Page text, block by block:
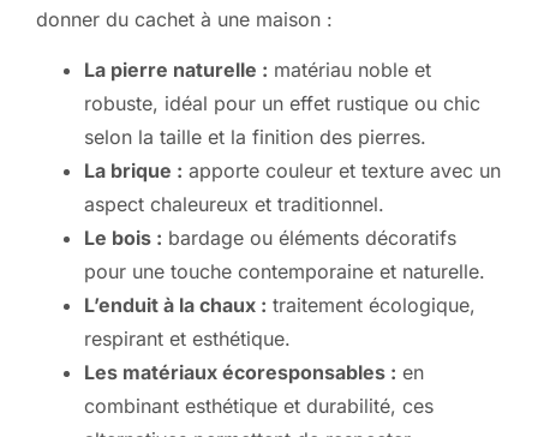
donner du cachet à une maison :
La pierre naturelle : matériau noble et
robuste, idéal pour un effet rustique ou chic
selon la taille et la finition des pierres.
La brique : apporte couleur et texture avec un
aspect chaleureux et traditionnel.
Le bois : bardage ou éléments décoratifs
pour une touche contemporaine et naturelle.
L’enduit à la chaux : traitement écologique,
respirant et esthétique.
Les matériaux écoresponsables : en
combinant esthétique et durabilité, ces